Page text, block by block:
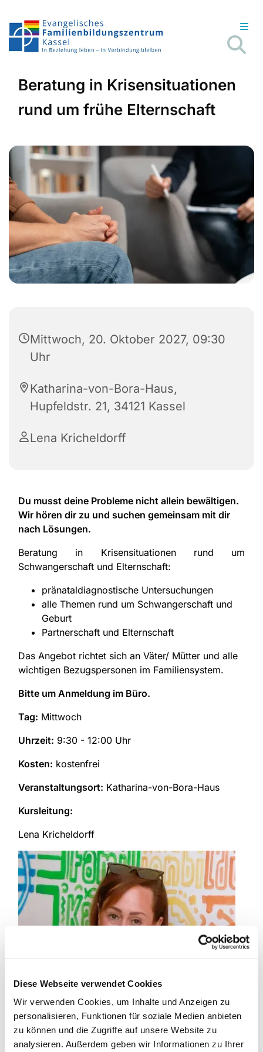
Diese Webseite verwendet Cookies
Wir verwenden Cookies, um Inhalte und Anzeigen zu
personalisieren, Funktionen für soziale Medien anbieten
zu können und die Zugriffe auf unsere Website zu
analysieren. Außerdem geben wir Informationen zu Ihrer
Beratung in Krisensituationen
rund um frühe Elternschaft
Mittwoch, 20. Oktober 2027, 09:30
Uhr
Katharina-von-Bora-Haus,
Hupfeldstr. 21, 34121 Kassel
Lena Kricheldorff
Du musst deine Probleme nicht allein bewältigen.
Wir hören dir zu und suchen gemeinsam mit dir
nach Lösungen.
Beratung in Krisensituationen rund um
Schwangerschaft und Elternschaft:
pränataldiagnostische Untersuchungen
alle Themen rund um Schwangerschaft und
Geburt
Partnerschaft und Elternschaft
Das Angebot richtet sich an Väter/ Mütter und alle
wichtigen Bezugspersonen im Familiensystem.
Bitte um Anmeldung im Büro.
Tag: Mittwoch
Uhrzeit: 9:30 - 12:00 Uhr
Kosten: kostenfrei
Veranstaltungsort: Katharina-von-Bora-Haus
Kursleitung:
Lena Kricheldorff